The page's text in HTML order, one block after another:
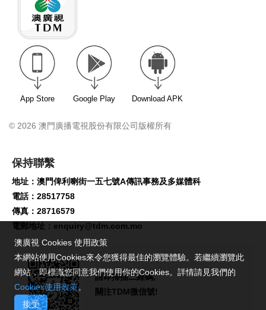
App Store Google Play Download APK
© 2026 澳門廣播電視股份有限公司版權所有
保持聯繫
地址：澳門俾利喇街一五七號A傳訊事務及多媒體科
電話：28517758
傳真：28716579
電郵地址： enquiry@tdm.com.mo
請即掃描二維碼,
關注TDM微信號!
澳廣視 Cookies 使用政策
本網站使用Cookies來令您獲得最佳的瀏覽體驗。若繼續瀏覽此
網站，即標識您同意我們使用你的Cookies。詳情請見我們的
Cookies使用政策。
接受